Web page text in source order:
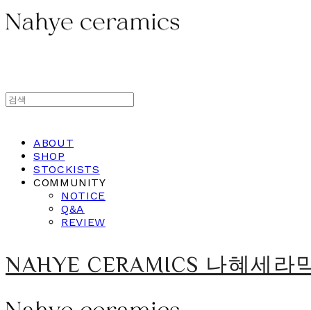
ABOUT
SHOP
STOCKISTS
COMMUNITY
NOTICE
Q&A
REVIEW
NAHYE CERAMICS 나혜세라